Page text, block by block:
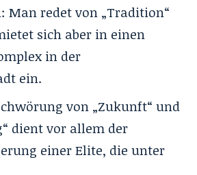
Man redet von „Tradition“
sich aber in einen
in der
ein.
von „Zukunft“ und
dient vor allem der
einer Elite, die unter